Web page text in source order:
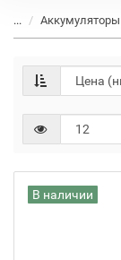
...
В наличии